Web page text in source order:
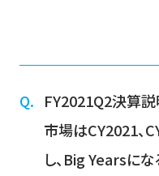
FY2021Q2決算説
市場はCY2021、
し、Big Yearsに